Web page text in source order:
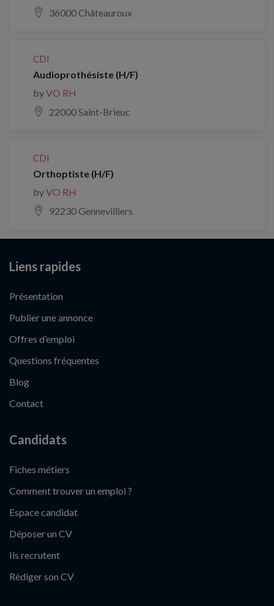
36000 Châteauroux
CDI
Audioprothésiste (H/F)
byVO RH
22000 Saint-Brieuc
CDI
Orthoptiste (H/F)
byVO RH
92230 Gennevilliers
Liens rapides
Présentation
Publier une annonce
Offres d’emploi
Questions fréquentes
Blog
Contact
Candidats
Fiches métiers
Comment trouver un emploi ?
Espace candidat
Déposer un CV
Ils recrutent
Rédiger son CV